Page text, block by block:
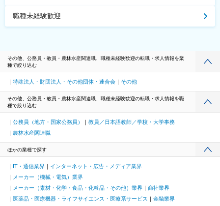
職種未経験歓迎
その他、公務員・教員・農林水産関連職、職種未経験歓迎の転職・求人情報を業
種で絞り込む
特殊法人・財団法人・その他団体・連合会 その他
その他、公務員・教員・農林水産関連職、職種未経験歓迎の転職・求人情報を職
種で絞り込む
公務員（地方・国家公務員）
教員／日本語教師／学校・大学事務
農林水産関連職
ほかの業種で探す
IT・通信業界
インターネット・広告・メディア業界
メーカー（機械・電気）業界
メーカー（素材・化学・食品・化粧品・その他）業界
商社業界
医薬品・医療機器・ライフサイエンス・医療系サービス
金融業界